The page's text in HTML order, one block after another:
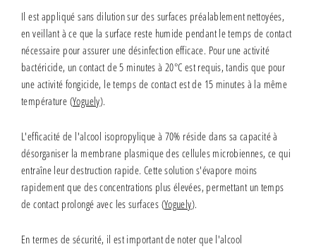
Il est appliqué sans dilution sur des surfaces préalablement nettoyées,
en veillant à ce que la surface reste humide pendant le temps de contact
nécessaire pour assurer une désinfection efficace. Pour une activité
bactéricide, un contact de 5 minutes à 20°C est requis, tandis que pour
une activité fongicide, le temps de contact est de 15 minutes à la même
température (Yoguely).
L'efficacité de l'alcool isopropylique à 70% réside dans sa capacité à
désorganiser la membrane plasmique des cellules microbiennes, ce qui
entraîne leur destruction rapide. Cette solution s'évapore moins
rapidement que des concentrations plus élevées, permettant un temps
de contact prolongé avec les surfaces (Yoguely).
En termes de sécurité, il est important de noter que l'alcool